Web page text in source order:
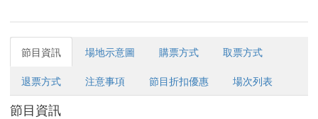
節目資訊 場地示意圖 購票方式 取票方式
退票方式 注意事項 節目折扣優惠 場次列表
節目資訊